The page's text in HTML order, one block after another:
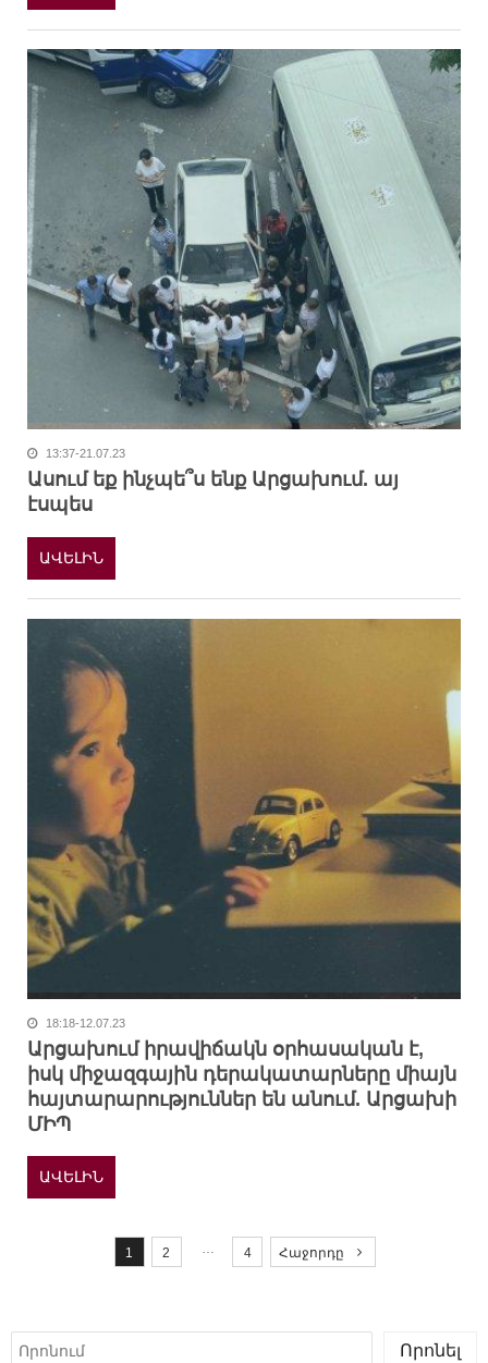
13:37-21.07.23
Ասում եք ինչպե՞ս ենք Արցախում. այ
էսպես
ԱՎԵԼԻՆ
18:18-12.07.23
Արցախում իրավիճակն օրհասական է,
իսկ միջազգային դերակատարները միայն
հայտարարություններ են անում. Արցախի
ՄԻՊ
ԱՎԵԼԻՆ
s
1 2 … 4 Հաջորդը
Որոնել
Որոնել